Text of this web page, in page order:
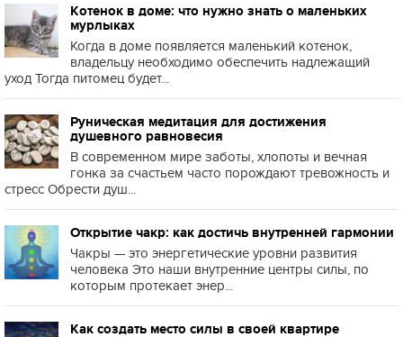
Котенок в доме: что нужно знать о маленьких
мурлыках
Когда в доме появляется маленький котенок,
владельцу необходимо обеспечить надлежащий
уход Тогда питомец будет...
Руническая медитация для достижения
душевного равновесия
В современном мире заботы, хлопоты и вечная
гонка за счастьем часто порождают тревожность и
стресс Обрести душ...
Открытие чакр: как достичь внутренней гармонии
Чакры — это энергетические уровни развития
человека Это наши внутренние центры силы, по
которым протекает энер...
Как создать место силы в своей квартире